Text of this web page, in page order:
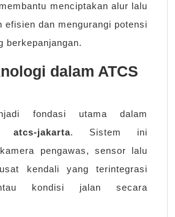
menciptakan alur lalu
efisien dan mengurangi potensi
berkepanjangan.
dalam ATCS
fondasi utama dalam
atcs-jakarta. Sistem ini
pengawas, sensor lalu
kendali yang terintegrasi
kondisi jalan secara